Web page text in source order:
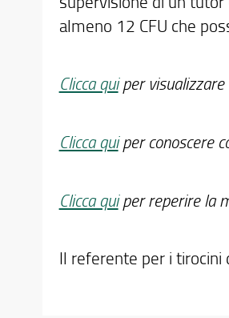
almeno 12 CFU che
Clicca quiper visualizzare
Clicca quiper conoscere
Clicca quiper reperire la
Il referente per i tirocini